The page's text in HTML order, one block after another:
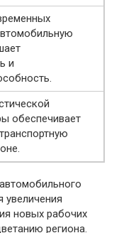
и
обеспечивает
увеличения
новых рабочих
региона.